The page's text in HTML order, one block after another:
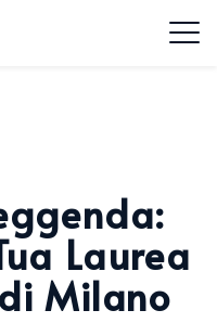
Laurea
Milano